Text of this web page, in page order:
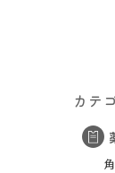
カテ